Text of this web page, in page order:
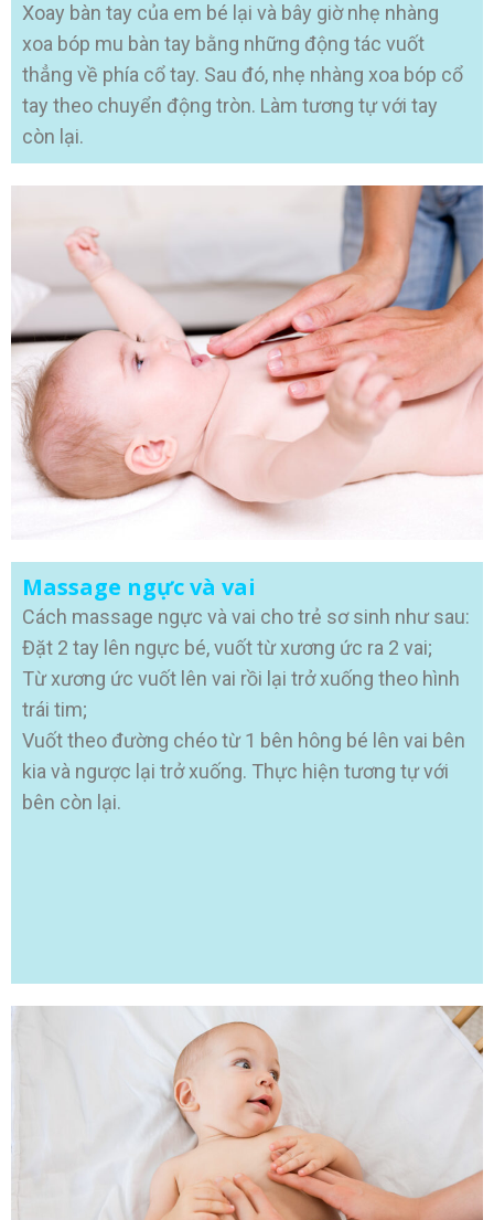
Xoay bàn tay của em bé lại và bây giờ nhẹ nhàng
xoa bóp mu bàn tay bằng những động tác vuốt
thẳng về phía cổ tay. Sau đó, nhẹ nhàng xoa bóp cổ
tay theo chuyển động tròn. Làm tương tự với tay
còn lại.
Massage ngực và vai
Cách massage ngực và vai cho trẻ sơ sinh như sau:
Đặt 2 tay lên ngực bé, vuốt từ xương ức ra 2 vai;
Từ xương ức vuốt lên vai rồi lại trở xuống theo hình
trái tim;
Vuốt theo đường chéo từ 1 bên hông bé lên vai bên
kia và ngược lại trở xuống. Thực hiện tương tự với
bên còn lại.